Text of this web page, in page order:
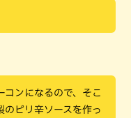
コンになるので、そこ
のピリ辛ソースを作っ